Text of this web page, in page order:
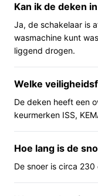
voorzien is van
Belangrijkste
Deze
voordelen bij
Extra warme
koude voeten
hoger te
warm u het
Wasbare
onderhoud en
Kan ik de deken
Ja, de schakelaar is
wasmachine kunt
liggend drogen.
Welke
De deken heeft een
keurmerken ISS,
Hoe lang is de
De snoer is circa